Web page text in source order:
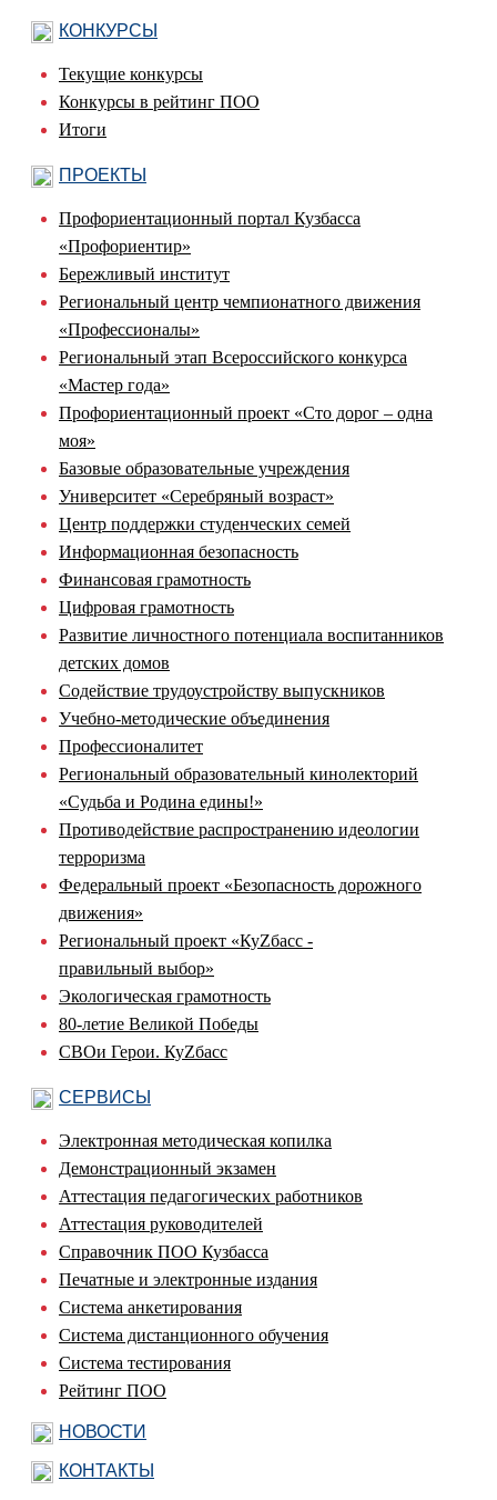
КОНКУРСЫ
Текущие конкурсы
Конкурсы в рейтинг ПОО
Итоги
ПРОЕКТЫ
Профориентационный портал Кузбасса
«Профориентир»
Бережливый институт
Региональный центр чемпионатного движения
«Профессионалы»
Региональный этап Всероссийского конкурса
«Мастер года»
Профориентационный проект «Сто дорог – одна
моя»
Базовые образовательные учреждения
Университет «Серебряный возраст»
Центр поддержки студенческих семей
Информационная безопасность
Финансовая грамотность
Цифровая грамотность
Развитие личностного потенциала воспитанников
детских домов
Содействие трудоустройству выпускников
Учебно-методические объединения
Профессионалитет
Региональный образовательный кинолекторий
«Судьба и Родина едины!»
Противодействие распространению идеологии
терроризма
Федеральный проект «Безопасность дорожного
движения»
Региональный проект «КуZбасс -
правильный выбор»
Экологическая грамотность
80-летие Великой Победы
СВОи Герои. КуZбасс
СЕРВИСЫ
Электронная методическая копилка
Демонстрационный экзамен
Аттестация педагогических работников
Аттестация руководителей
Справочник ПОО Кузбасса
Печатные и электронные издания
Система анкетирования
Система дистанционного обучения
Система тестирования
Рейтинг ПОО
НОВОСТИ
КОНТАКТЫ